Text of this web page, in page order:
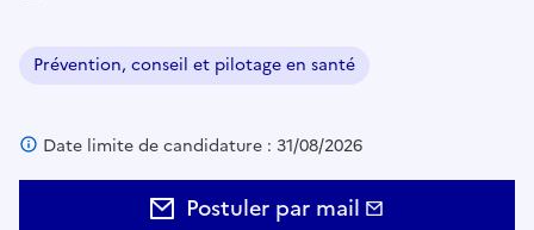
Domaine :
Prévention, conseil et pilotage en santé
Postuler par mail
Date limite de candidature : 31/08/2026